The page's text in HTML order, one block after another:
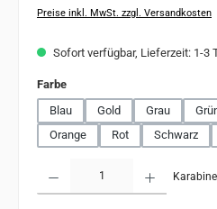
Preise inkl. MwSt. zzgl. Versandkosten
Sofort verfügbar, Lieferzeit: 1-3
Farbeauswählen
Blau
Gold Grau
Orange
Rot Schwarz